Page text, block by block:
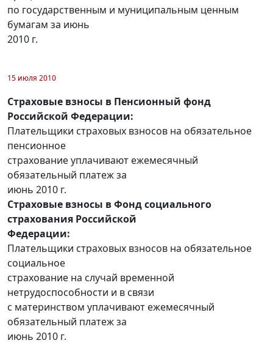
по государственным и муниципальным ценным
бумагам за июнь
2010 г.
15 июля 2010
Страховые взносы в Пенсионный фонд
Российской Федерации:
Плательщики страховых взносов на обязательное
пенсионное
страхование уплачивают ежемесячный
обязательный платеж за
июнь 2010 г.
Страховые взносы в Фонд социального
страхования Российской
Федерации:
Плательщики страховых взносов на обязательное
социальное
страхование на случай временной
нетрудоспособности и в связи
с материнством уплачивают ежемесячный
обязательный платеж за
июнь 2010 г.